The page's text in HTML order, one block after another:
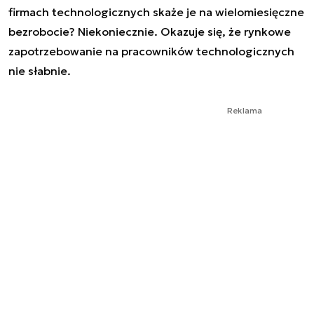
firmach technologicznych skaże je na wielomiesięczne
bezrobocie? Niekoniecznie. Okazuje się, że rynkowe
zapotrzebowanie na pracowników technologicznych
nie słabnie.
Reklama